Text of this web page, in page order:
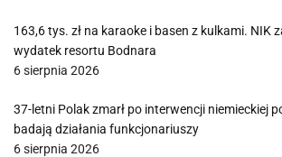
163,6 tys. zł na karaoke i basen z kulkami. NIK
wydatek resortu Bodnara
6 sierpnia 2026
37-letni Polak zmarł po interwencji niemieckiej
badają działania funkcjonariuszy
6 sierpnia 2026